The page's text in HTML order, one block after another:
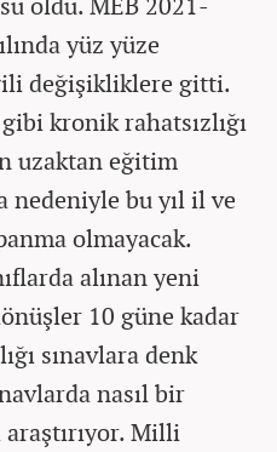
yüz yüze
değişikliklere gitti.
kronik rahatsızlığı
uzaktan eğitim
nedeniyle bu yıl il ve
olmayacak.
alınan yeni
10 güne kadar
sınavlara denk
nasıl bir
araştırıyor. Milli